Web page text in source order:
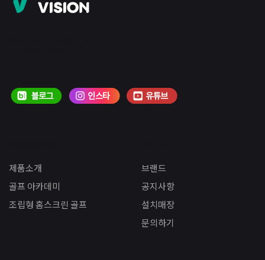
제품소개
골프 아카데미
조립형 홈스크린 골프
브랜드
공지사항
설치매장
문의하기